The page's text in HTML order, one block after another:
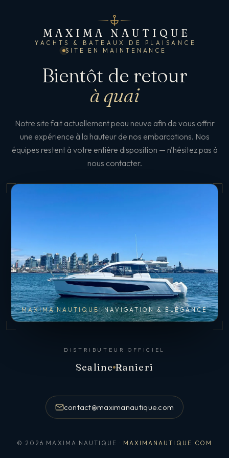
MAXIMA NAUTIQUE
YACHTS & BATEAUX DE PLAISANCE
SITE EN MAINTENANCE
Bientôt de retour
à quai
Notre site fait actuellement peau neuve afin de vous offrir
une expérience à la hauteur de nos embarcations. Nos
équipes restent à votre entière disposition — n'hésitez pas à
nous contacter.
MAXIMA NAUTIQUE NAVIGATION & ÉLÉGANCE
DISTRIBUTEUR OFFICIEL
Sealine Ranieri
contact@maximanautique.com
© 2026 MAXIMA NAUTIQUE · MAXIMANAUTIQUE.COM